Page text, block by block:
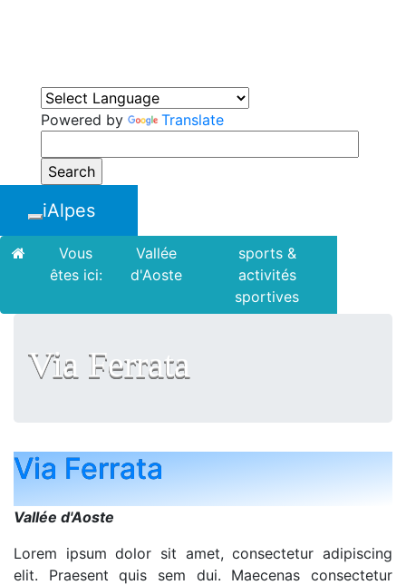
Powered by Translate
iAlpes
Vous
êtes ici:
Vallée
d'Aoste
sports &
activités
sportives
Via Ferrata
Via Ferrata
Vallée d'Aoste
Lorem ipsum dolor sit amet, consectetur adipiscing
elit. Praesent quis sem dui. Maecenas consectetur